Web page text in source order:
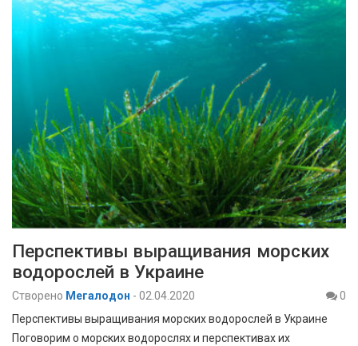
Перспективы выращивания морских
водорослей в Украине
Створено Мегалодон - 02.04.2020
0
Перспективы выращивания морских водорослей в Украине
Поговорим о морских водорослях и перспективах их